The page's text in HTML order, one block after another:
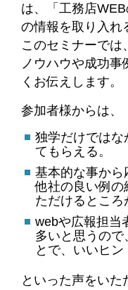
は、「工務店
の情報を取り入れ
このセミナーでは
ノウハウや成功
くお伝えします。
参加者様からは、
独学だけではな
てもらえる。
基本的な事から
他社の良い例の
ただけるところ
webや広報担当
多いと思うので
とで、いいヒン
といった声をい